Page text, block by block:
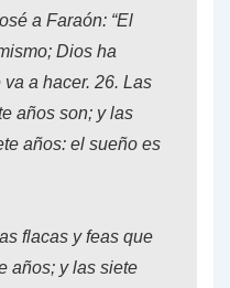
a Faraón: “El
Dios ha
a hacer. 26. Las
años son; y las
años: el sueño es
flacas y feas que
años; y las siete